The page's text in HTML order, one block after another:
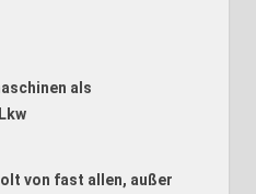
als
von fast allen, außer